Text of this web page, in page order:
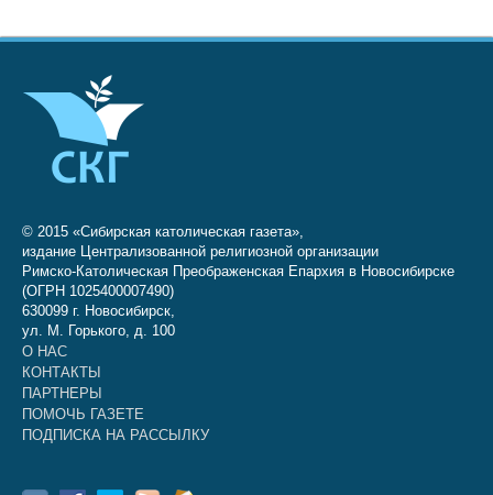
© 2015 «Сибирская католическая газета»,
издание Централизованной религиозной организации
Римско-Католическая Преображенская Епархия в Новосибирске
(ОГРН 1025400007490)
630099 г. Новосибирск,
ул. М. Горького, д. 100
О НАС
КОНТАКТЫ
ПАРТНЕРЫ
ПОМОЧЬ ГАЗЕТЕ
ПОДПИСКА НА РАССЫЛКУ